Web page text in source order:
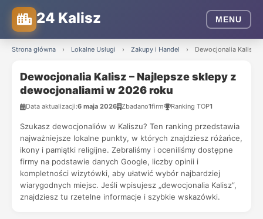
24 Kalisz MENU
Strona główna › Lokalne Usługi › Zakupy i Handel › Dewocjonalia Kalisz
Dewocjonalia Kalisz – Najlepsze sklepy z
dewocjonaliami w 2026 roku
Data aktualizacji:6 maja 2026 Zbadano1firm Ranking TOP1
Szukasz dewocjonaliów w Kaliszu? Ten ranking przedstawia
najważniejsze lokalne punkty, w których znajdziesz różańce,
ikony i pamiątki religijne. Zebraliśmy i oceniliśmy dostępne
firmy na podstawie danych Google, liczby opinii i
kompletności wizytówki, aby ułatwić wybór najbardziej
wiarygodnych miejsc. Jeśli wpisujesz „dewocjonalia Kalisz”,
znajdziesz tu rzetelne informacje i szybkie wskazówki.